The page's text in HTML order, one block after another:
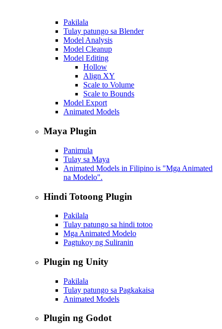
Pakilala
Tulay patungo sa Blender
Model Analysis
Model Cleanup
Model Editing
Hollow
Align XY
Scale to Volume
Scale to Bounds
Model Export
Animated Models
Maya Plugin
Panimula
Tulay sa Maya
Animated Models in Filipino is "Mga Animated
na Modelo".
Hindi Totoong Plugin
Pakilala
Tulay patungo sa hindi totoo
Mga Animated Modelo
Pagtukoy ng Suliranin
Plugin ng Unity
Pakilala
Tulay patungo sa Pagkakaisa
Animated Models
Plugin ng Godot